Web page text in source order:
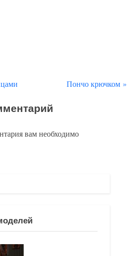
С
у
Пончо крючком
вам необходимо